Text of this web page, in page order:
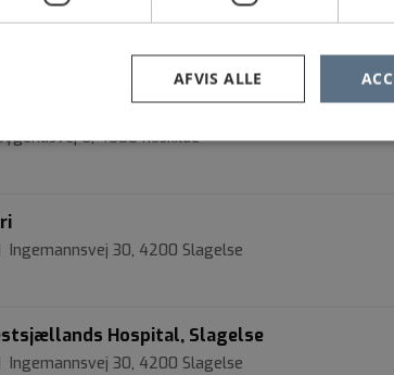
og Unge på Sjællands
6, 4000 Roskilde
30, 4200 Slagelse
Hospital, Slagelse
30, 4200 Slagelse
AFVIS ALLE